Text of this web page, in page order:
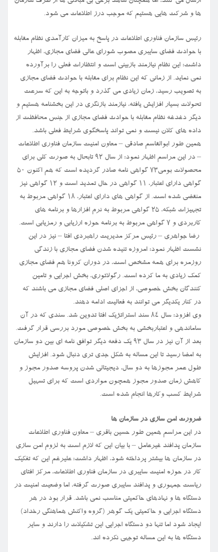
ها و شرکت هایی هستیم که موجب درز اطلاعات می شود.
رئیس سازمان فناوری اطلاعات در پاسخ به میزان کارآمدی نظام مقابله
با حوادث فضای سایبری مصوب شورای عالی فضای مجازی، اظهار
داشت: این نظام نیازمند بازبینی است و انتظارات فعلی را برآورده
نمی نماید. از زمانی که این نظام برای مقابله با حوادث فضای مجازی
به تصویب رسید، زمان زیادی می گذرد و باتوجه به این که سرعت
تحولات بسیار افزایش یافته، نیازمند بازنگری در این بخشنامه هستیم و
دیگر دغدغه نظام مقابله با حوادث فضای مجازی از جنس محافظت از
داده های کلان نیست و نمی تواند پاسخگوی شرایط فعلی باشد.
همین طور ابوالقاسم صادقی – معاون امنیت سازمان فناوری اطلاعات
– در این مراسم اظهار نمود: از سال ۹۲ تابحال به صورت کلی برای
محصولات بومی۷۳ گواهی نامه صادر گردیده است که هم اکنون ۵۰
گواهی دارای اعتبار، ۱۱ گواهی در حال تمدید است و ۱۲ گواهی نیز
منقضی شده است. از گواهی های دارای اعتبار، ۱۸ گواهی مربوط به
تجهیزات شبکه، ۲۵ گواهی مربوط به نرم افزارها و برنامه های
کاربردی و ۷ گواهی مربوط به برنامه حوزه ارزیابی و رمزیابی است.
‎ ‎رضا جواهری – رئیس مرکز مدیریت راهبردی افتا – نیز در این
نشست اظهار نمود: امروزه تنیده شدن فضای مجازی با زندگی
روزمره برای همه مشخص است، در دوران کرونا هم فضای مجازی
کمک زیادی به ما کرده است. رگولاتوری، بخش اجرایی و تامین
کنندگان بخش خصوصی، از اجزای اصلی فضای مجازی می باشند که
در کنار یکدیگر می توانند به فعالیت ادامه دهند.
‎وی افزود: سال ۸۴ سند استراتژیک افتا تدوین شد. سندی که در آن
ساماندهی و اعتباربخشی به بخش خصوصی مورد بررسی قرار گرفت.
بعد از آن نیز در سال ۹۳ یک دفعه دیگر توافق نامه ای بین دو سازمان
به امضا رسید تا این مساله به شکل جدی تری دنبال شود. افزایش
طول عمر مجوزها به دو سال، دیجیتالی شدن پروسه صدور مجوز و
کاهش زمان صدور مجوز همچون مواردی است که برای تسهیل
شرایط کسب وکارها انجام شده است.
ضرورت امن سازی در سازمان ها
در این مراسم همین طور حسین باقری – معاون فناوری اطلاعات
سازمان پدافند غیرعامل – با بیان این که لازم است به لزوم امن سازی
در سازمان ها بیشتر پرداخته شود، اظهار داشت: علیرغم این که تفکیک
کار در حوزه امنیت سایبری در سازمان فناوری اطلاعات، مرکز افتای
ریاست جمهوری و پدافند سایبری صورت گرفته، اما وضعیت امنیت در
دستگاه ها و نهادهای حاکمیتی مناسب نمی باشد. قرار بود در هر
دستگاه اجرایی و حاکمیتی یک گوهر (گروه واکنش هماهنگی رخداد)
ایجاد شود اما تنها دو دستگاه اجرایی این تشکیلات را دارند و سایر
دستگاه ها به این مساله توجهی نکرده اند.